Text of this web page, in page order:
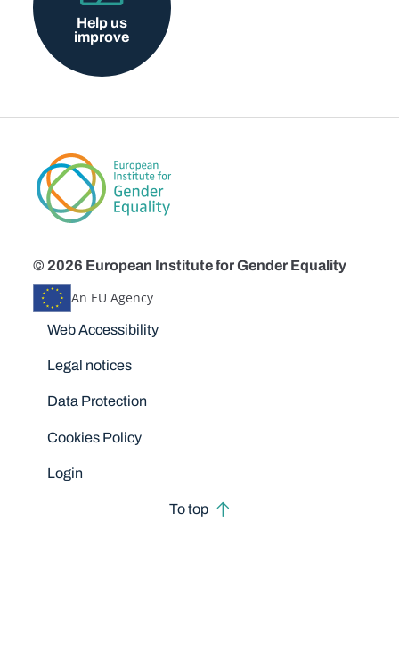
Help us
improve
© 2026 European Institute for Gender Equality
An EU Agency
Disclaimers
Web Accessibility
Legal notices
Data Protection
Cookies Policy
Login
To top